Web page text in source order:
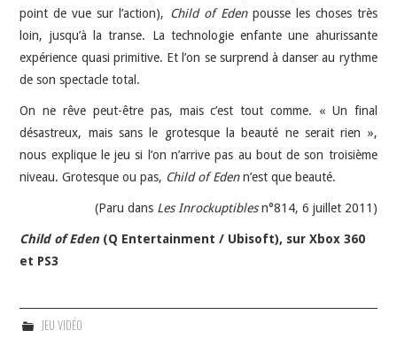
point de vue sur l’action), Child of Edenpousse les choses très
loin, jusqu’à la transe. La technologie enfante une ahurissante
expérience quasi primitive. Et l’on se surprend à danser au rythme
de son spectacle total.
On ne rêve peut-être pas, mais c’est tout comme. « Un final
désastreux, mais sans le grotesque la beauté ne serait rien »,
nous explique le jeu si l’on n’arrive pas au bout de son troisième
niveau. Grotesque ou pas, Child of Edenn’est que beauté.
(Paru dans Les Inrockuptiblesn°814, 6 juillet 2011)
Child of Eden (Q Entertainment / Ubisoft), sur Xbox 360
et PS3
JEU VIDÉO